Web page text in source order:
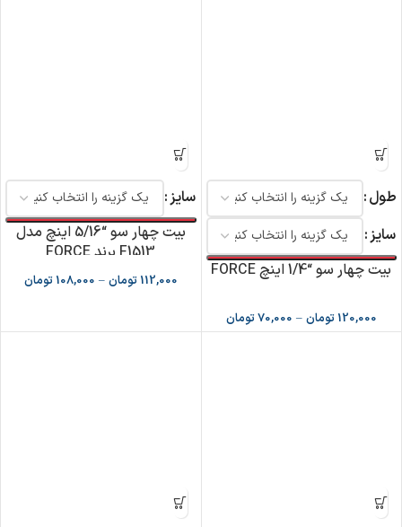
طول
سایز
بیت چهار سو “1/4 اینچ FORCE
120,000 تومان –
70,000تومان
سایز
بیت چهار سو “5/16 اینچ مدل
F1513 برند FORCE
112,000 تومان –
108,000 تومان